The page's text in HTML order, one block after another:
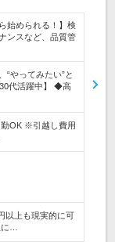
始められる！】検
ンスなど、品質管
“やってみたい”と
代活躍中】 ◆高
OK ※引越し費用
以上も現実的に可
…